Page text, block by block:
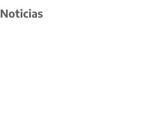
Noticias